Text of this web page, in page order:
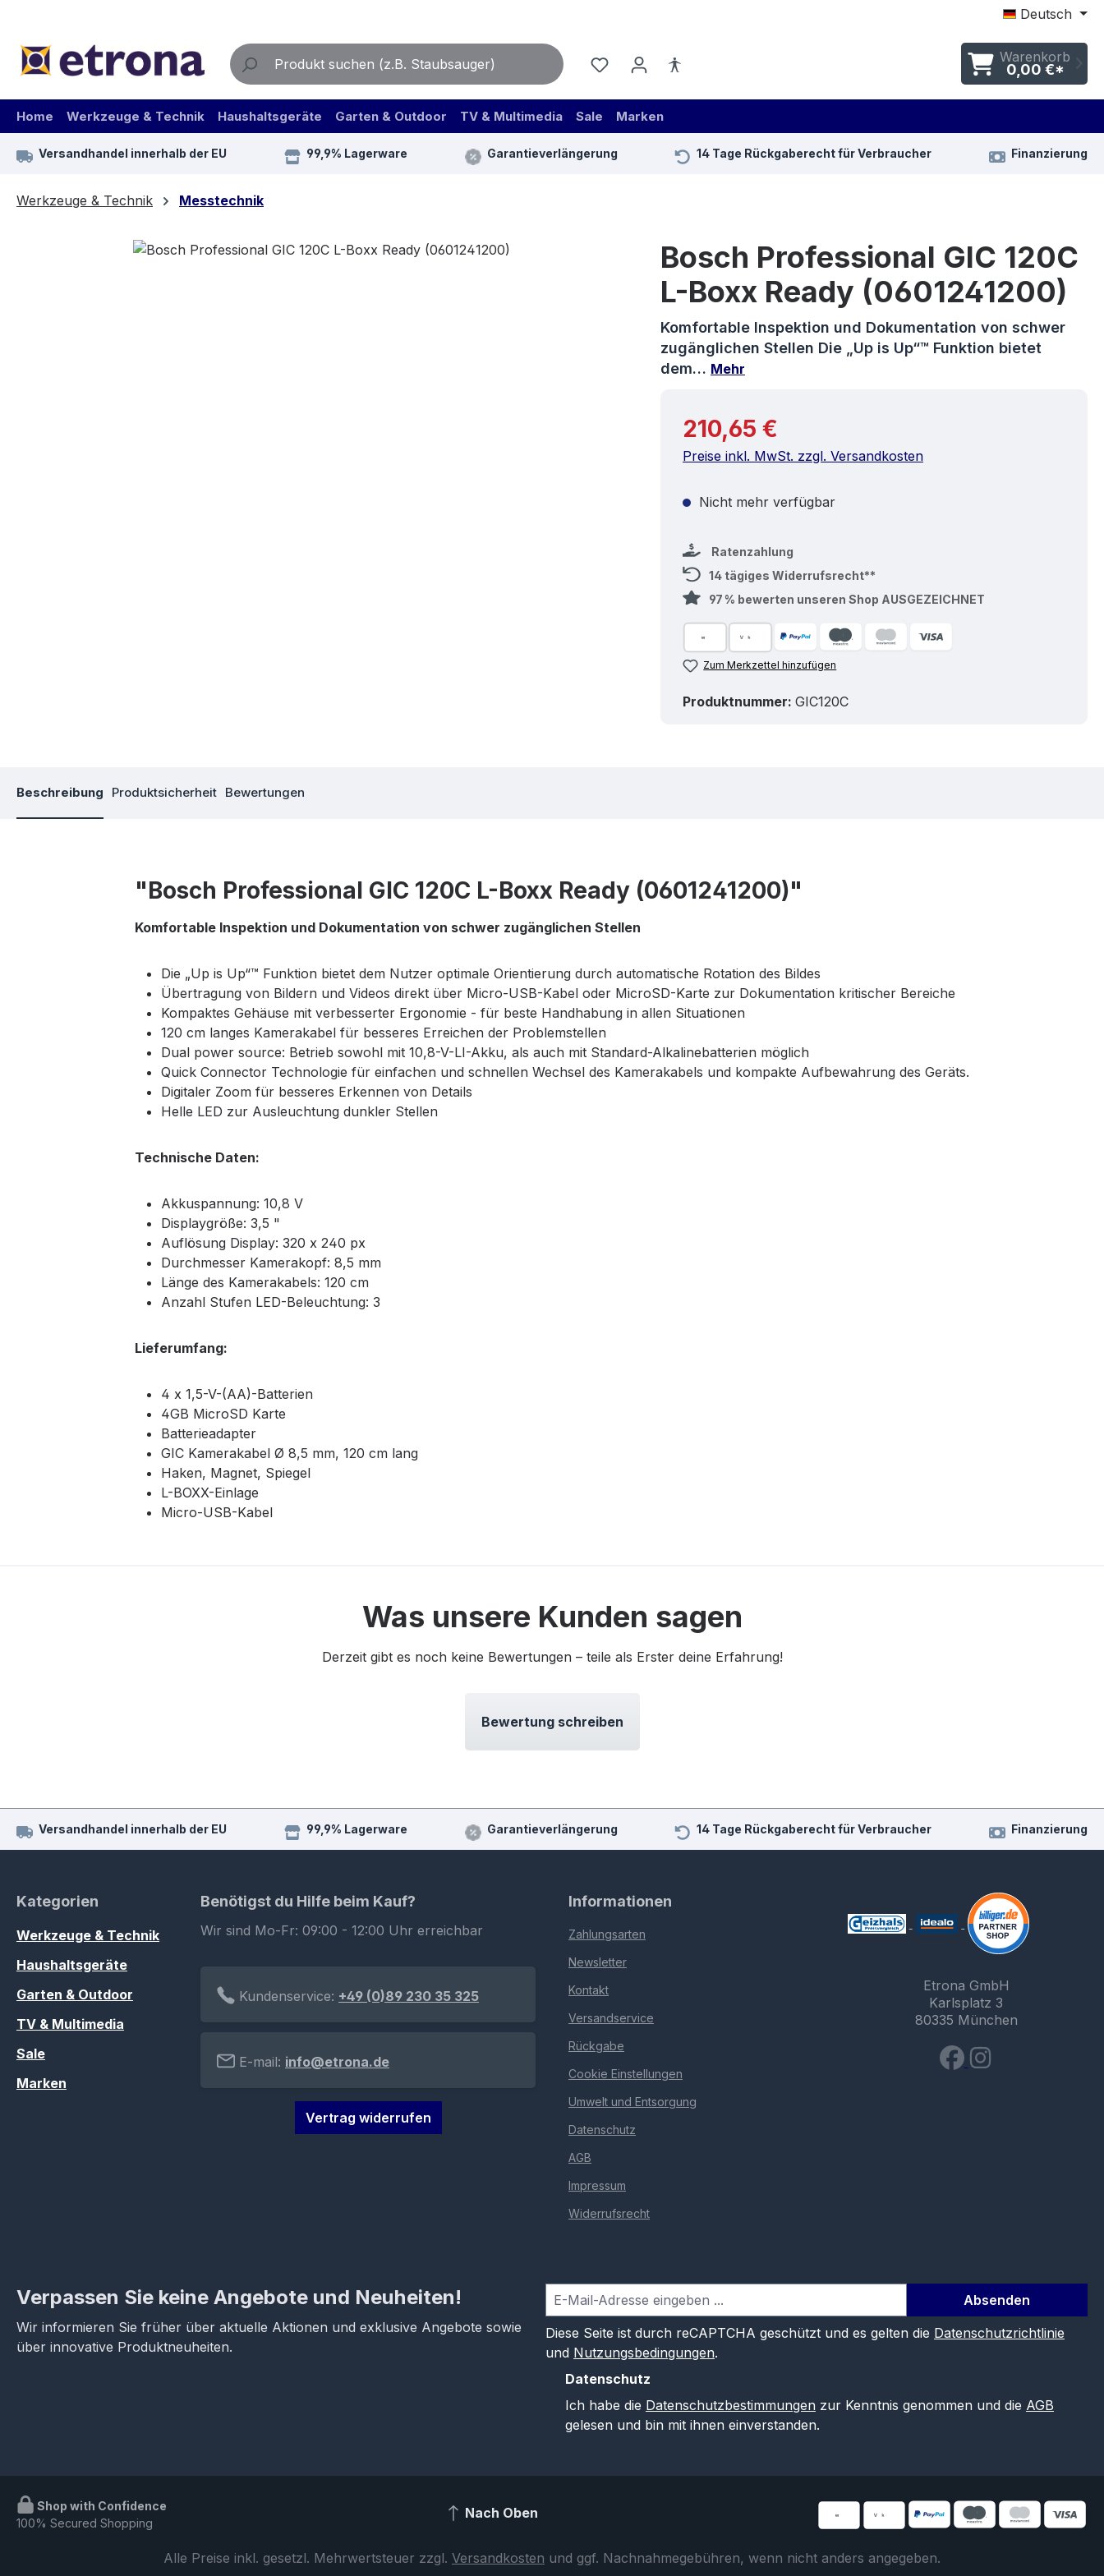
Deutsch
Warenkorb
0,00 €*
Home Werkzeuge & Technik Haushaltsgeräte Garten & Outdoor TV & Multimedia Sale Marken
Versandhandel innerhalb der EU 99,9% Lagerware Garantieverlängerung 14 Tage Rückgaberecht für Verbraucher Finanzierung
Werkzeuge & Technik Messtechnik
Bildergalerie überspringen
Bosch Professional GIC 120C
L-Boxx Ready (0601241200)
Komfortable Inspektion und Dokumentation von schwer
zugänglichen Stellen Die „Up is Up“™ Funktion bietet
dem… Mehr
Regulärer Preis:
210,65 €
Preise inkl. MwSt. zzgl. Versandkosten
Nicht mehr verfügbar
Ratenzahlung
14 tägiges Widerrufsrecht**
97 % bewerten unseren Shop AUSGEZEICHNET
Zum Merkzettel hinzufügen
Produktnummer: GIC120C
Beschreibung Produktsicherheit Bewertungen
"Bosch Professional GIC 120C L-Boxx Ready (0601241200)"
Komfortable Inspektion und Dokumentation von schwer zugänglichen Stellen
Die „Up is Up“™ Funktion bietet dem Nutzer optimale Orientierung durch automatische Rotation des Bildes
Übertragung von Bildern und Videos direkt über Micro-USB-Kabel oder MicroSD-Karte zur Dokumentation kritischer Bereiche
Kompaktes Gehäuse mit verbesserter Ergonomie - für beste Handhabung in allen Situationen
120 cm langes Kamerakabel für besseres Erreichen der Problemstellen
Dual power source: Betrieb sowohl mit 10,8-V-LI-Akku, als auch mit Standard-Alkalinebatterien möglich
Quick Connector Technologie für einfachen und schnellen Wechsel des Kamerakabels und kompakte Aufbewahrung des Geräts.
Digitaler Zoom für besseres Erkennen von Details
Helle LED zur Ausleuchtung dunkler Stellen
Technische Daten:
Akkuspannung: 10,8 V
Displaygröße: 3,5 "
Auflösung Display: 320 x 240 px
Durchmesser Kamerakopf: 8,5 mm
Länge des Kamerakabels: 120 cm
Anzahl Stufen LED-Beleuchtung: 3
Lieferumfang:
4 x 1,5-V-(AA)-Batterien
4GB MicroSD Karte
Batterieadapter
GIC Kamerakabel Ø 8,5 mm, 120 cm lang
Haken, Magnet, Spiegel
L-BOXX-Einlage
Micro-USB-Kabel
Was unsere Kunden sagen
Derzeit gibt es noch keine Bewertungen – teile als Erster deine Erfahrung!
Bewertung schreiben
Versandhandel innerhalb der EU 99,9% Lagerware Garantieverlängerung 14 Tage Rückgaberecht für Verbraucher Finanzierung
Kategorien
Werkzeuge & Technik
Haushaltsgeräte
Garten & Outdoor
TV & Multimedia
Sale
Marken
Benötigst du Hilfe beim Kauf?
Wir sind Mo-Fr: 09:00 - 12:00 Uhr erreichbar
Kundenservice: +49 (0)89 230 35 325
E-mail: info@etrona.de
Vertrag widerrufen
Informationen
Zahlungsarten
Newsletter
Kontakt
Versandservice
Rückgabe
Cookie Einstellungen
Umwelt und Entsorgung
Datenschutz
AGB
Impressum
Widerrufsrecht
Etrona GmbH
Karlsplatz 3
80335 München
Verpassen Sie keine Angebote und Neuheiten!
Wir informieren Sie früher über aktuelle Aktionen und exklusive Angebote sowie
über innovative Produktneuheiten.
Absenden
Diese Seite ist durch reCAPTCHA geschützt und es gelten die Datenschutzrichtlinie
und Nutzungsbedingungen.
Datenschutz
Ich habe die Datenschutzbestimmungenzur Kenntnis genommen und die AGB
gelesen und bin mit ihnen einverstanden.
Shop with Confidence
100% Secured Shopping
Nach Oben
Alle Preise inkl. gesetzl. Mehrwertsteuer zzgl. Versandkosten und ggf. Nachnahmegebühren, wenn nicht anders angegeben.